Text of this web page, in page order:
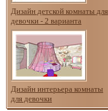
Дизайн детской комнаты для
девочки - 2 варианта
Дизайн интерьера комнаты
для девочки